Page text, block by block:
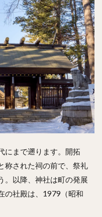
にまで遡ります。開拓
称された祠の前で、祭礼
。以降、神社は町の発展
の社殿は、1979（昭和